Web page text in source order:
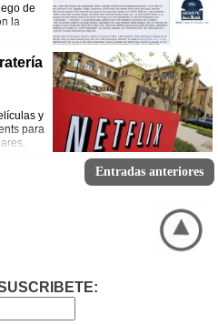
de
la
y
para
luego
Entradas anteriores